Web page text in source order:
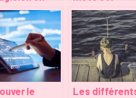
même en
confiance
le
Les